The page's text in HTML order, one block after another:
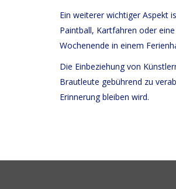
Ein weiterer wichtiger Aspekt
Paintball, Kartfahren oder
Wochenende in einem
Die Einbeziehung von
Brautleute gebührend zu
Erinnerung bleiben wird.